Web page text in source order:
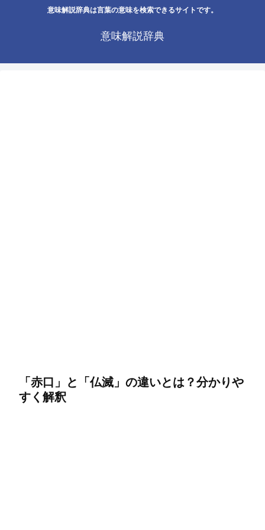
意味解説辞典は言葉の意味を検索できるサイトです。
意味解説辞典
「赤口」と「仏滅」の違いとは？分かりや
すく解釈